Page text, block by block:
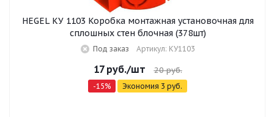
HEGEL КУ 1103 Коробка монтажная установочная для
сплошных стен блочная (378шт)
Под заказ Артикул: КУ1103
17руб./шт 20руб.
-15% Экономия 3 руб.